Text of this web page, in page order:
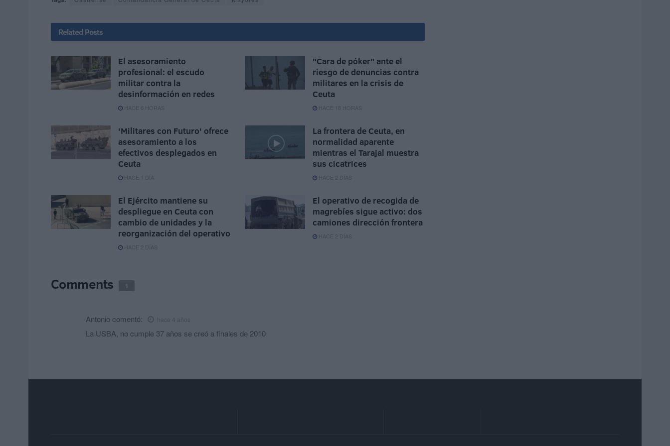
Related Posts
El asesoramiento
profesional: el escudo
militar contra la
desinformación en redes
HACE 6 HORAS
"Cara de póker" ante el
riesgo de denuncias contra
militares en la crisis de
Ceuta
HACE 18 HORAS
'Militares con Futuro' ofrece
asesoramiento a los
efectivos desplegados en
Ceuta
HACE 1 DÍA
La frontera de Ceuta, en
normalidad aparente
mientras el Tarajal muestra
sus cicatrices
HACE 2 DÍAS
El Ejército mantiene su
despliegue en Ceuta con
cambio de unidades y la
reorganización del operativo
HACE 2 DÍAS
El operativo de recogida de
magrebíes sigue activo: dos
camiones dirección frontera
HACE 2 DÍAS
Comments 1
Antonio comentó: hace 4 años
La USBA, no cumple 37 años se creó a finales de 2010